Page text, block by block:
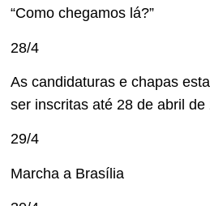
“Como chegamos lá?”
28/4
As candidaturas e chapas
ser inscritas até 28 de abril de
29/4
Marcha a Brasília